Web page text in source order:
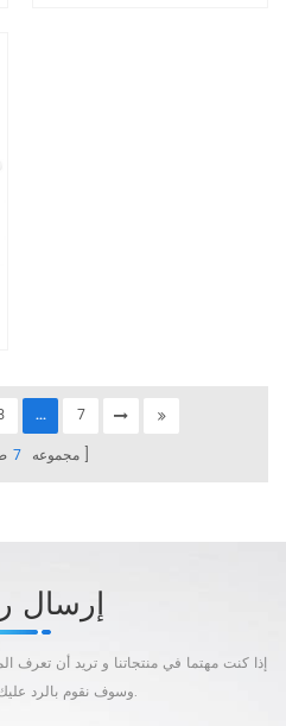
...
7
مجموعه 7
إرسال
إذا كنت مهتما في منتجاتنا و تريد أن تعرف
وسوف نقوم بالرد عليك بأسرع ما يمكن.